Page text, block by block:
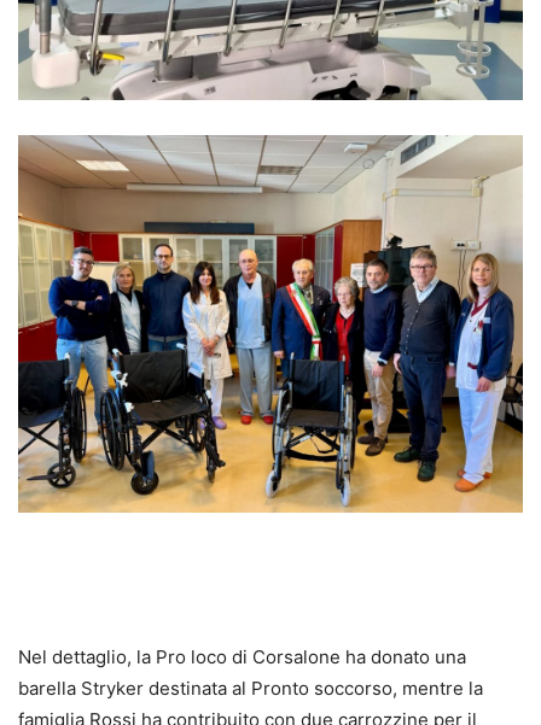
Nel dettaglio, la Pro loco di Corsalone ha donato una
barella Stryker destinata al Pronto soccorso, mentre la
famiglia Rossi ha contribuito con due carrozzine per il